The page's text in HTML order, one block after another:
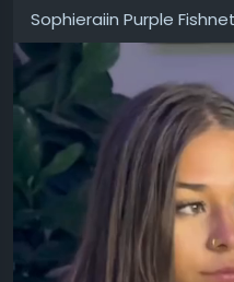
Sophieraiin Purple